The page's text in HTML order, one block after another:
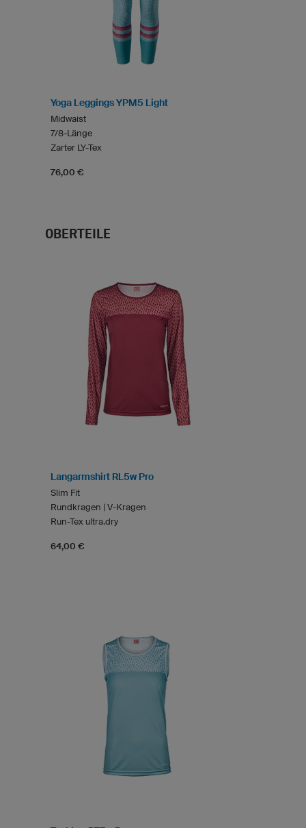
Yoga Leggings YPM5 Light
Midwaist
7/8-Länge
Zarter LY-Tex
76,00 €
OBERTEILE
Langarmshirt RL5w Pro
Slim Fit
Rundkragen | V-Kragen
Run-Tex ultra.dry
64,00 €